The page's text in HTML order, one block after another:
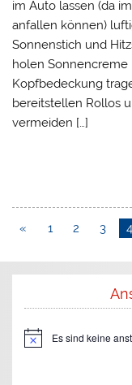
im Auto lassen (da
anfallen können)
Sonnenstich und
holen
Kopfbedeckung
bereitstellen Rollos
vermeiden […]
« 1 2 3 4
H
Es sind keine